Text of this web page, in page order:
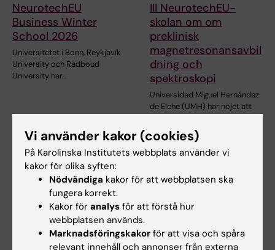
NeurotechEU
Business Winter
School 2026
Universitetet i Bonn, Reykjavík
University och Radboud
University har…
III NeurotechEU-
skolan om om
preklinisk
magnetresonansavbil
dning och
spektroskopi
Universidad Miguel Hernández
de Elche (UMH) har nöjet att
28 jul 2026 1 jul 2026
Vi använder kakor (cookies)
På Karolinska Institutets webbplats använder vi
kakor för olika syften:
Nödvändiga kakor för att webbplatsen ska
fungera korrekt.
Kakor för analys för att förstå hur
webbplatsen används.
Marknadsföringskakor för att visa och spåra
relevant innehåll och annonser från externa